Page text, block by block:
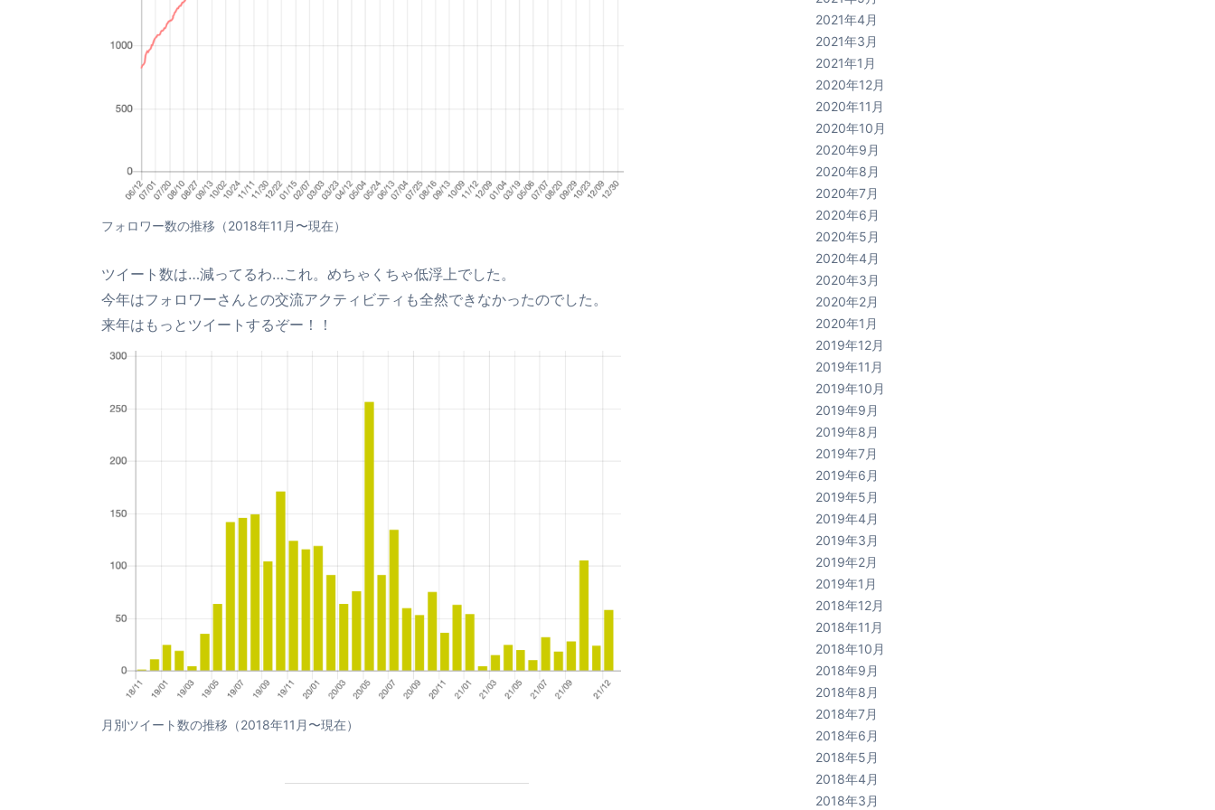
フォロワー数の推移（2018年11月〜現在）
ツイート数は…減ってるわ…これ。めちゃくちゃ低浮上でした。
今年はフォロワーさんとの交流アクティビティも全然できなかったのでした。
来年はもっとツイートするぞー！！
月別ツイート数の推移（2018年11月〜現在）
2021年4月
2021年3月
2021年1月
2020年12月
2020年11月
2020年10月
2020年9月
2020年8月
2020年7月
2020年6月
2020年5月
2020年4月
2020年3月
2020年2月
2020年1月
2019年12月
2019年11月
2019年10月
2019年9月
2019年8月
2019年7月
2019年6月
2019年5月
2019年4月
2019年3月
2019年2月
2019年1月
2018年12月
2018年11月
2018年10月
2018年9月
2018年8月
2018年7月
2018年6月
2018年5月
2018年4月
2018年3月